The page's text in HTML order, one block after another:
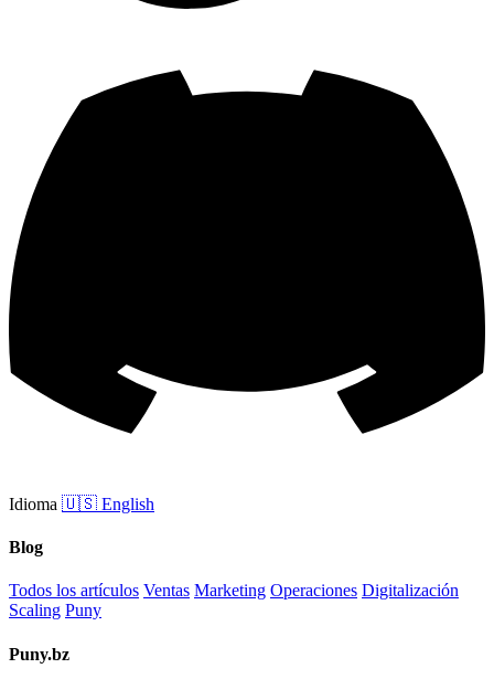
Idioma 🇺🇸 English
Blog
Todos los artículos Ventas Marketing Operaciones Digitalización
Scaling Puny
Puny.bz